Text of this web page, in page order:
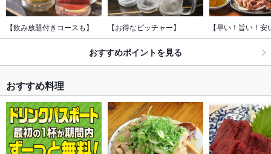
【飲み放題付きコースも】 【お得なピッチャー】 【早い！旨い！安
おすすめポイントを見る
おすすめ料理